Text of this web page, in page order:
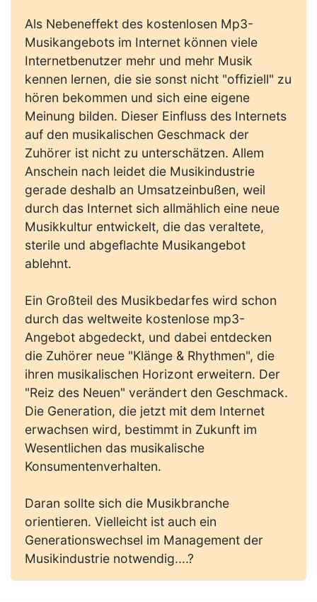
Als Nebeneffekt des kostenlosen Mp3-
Musikangebots im Internet können viele
Internetbenutzer mehr und mehr Musik
kennen lernen, die sie sonst nicht "offiziell" zu
hören bekommen und sich eine eigene
Meinung bilden. Dieser Einfluss des Internets
auf den musikalischen Geschmack der
Zuhörer ist nicht zu unterschätzen. Allem
Anschein nach leidet die Musikindustrie
gerade deshalb an Umsatzeinbußen, weil
durch das Internet sich allmählich eine neue
Musikkultur entwickelt, die das veraltete,
sterile und abgeflachte Musikangebot
ablehnt.
Ein Großteil des Musikbedarfes wird schon
durch das weltweite kostenlose mp3-
Angebot abgedeckt, und dabei entdecken
die Zuhörer neue "Klänge & Rhythmen", die
ihren musikalischen Horizont erweitern. Der
"Reiz des Neuen" verändert den Geschmack.
Die Generation, die jetzt mit dem Internet
erwachsen wird, bestimmt in Zukunft im
Wesentlichen das musikalische
Konsumentenverhalten.
Daran sollte sich die Musikbranche
orientieren. Vielleicht ist auch ein
Generationswechsel im Management der
Musikindustrie notwendig....?